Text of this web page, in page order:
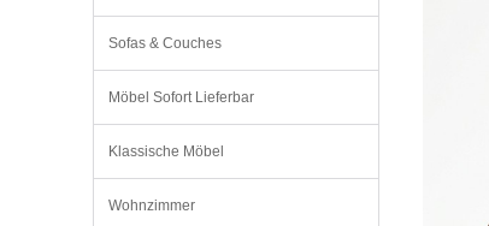
Sofas & Couches
Möbel Sofort Lieferbar
Klassische Möbel
Wohnzimmer